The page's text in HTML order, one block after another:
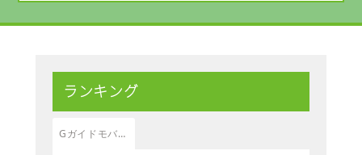
ランキング
Gガイドモバイル